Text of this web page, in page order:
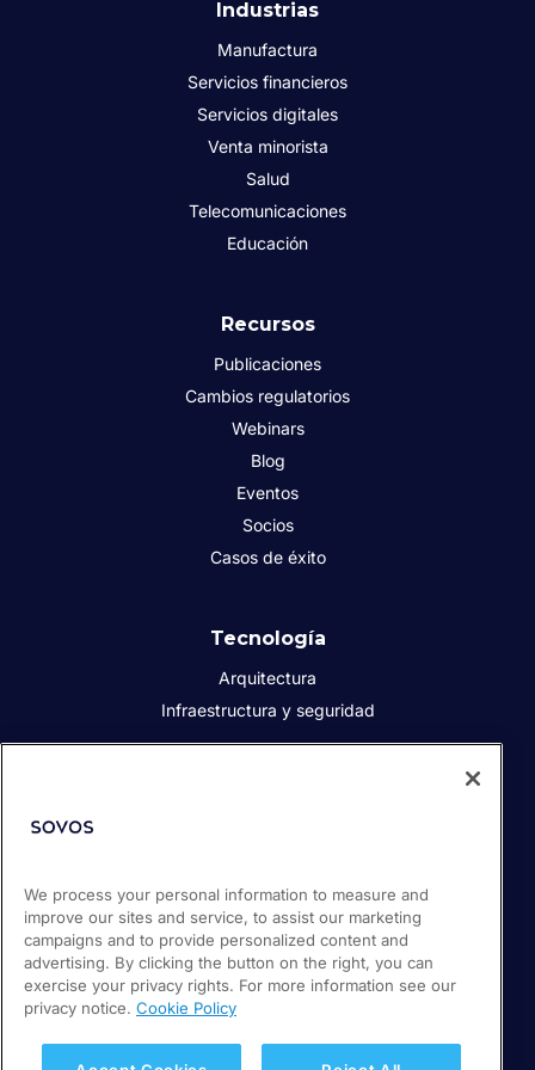
Industrias
Manufactura
Servicios financieros
Servicios digitales
Venta minorista
Salud
Telecomunicaciones
Educación
Recursos
Publicaciones
Cambios regulatorios
Webinars
Blog
Eventos
Socios
Casos de éxito
Tecnología
Arquitectura
Infraestructura y seguridad
Prensa
Empleos
Soporte / Portal de clientes
We process your personal information to measure and
improve our sites and service, to assist our marketing
campaigns and to provide personalized content and
advertising. By clicking the button on the right, you can
exercise your privacy rights. For more information see our
privacy notice. Cookie Policy